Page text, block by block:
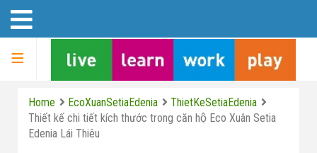
!---->
Hotline:
TRANG CHỦ
Home EcoXuanSetiaEdenia
ThietKeSetiaEdenia
Thiết kế chi tiết kích thước trong căn hộ Eco Xuân Setia
Edenia Lái Thiêu